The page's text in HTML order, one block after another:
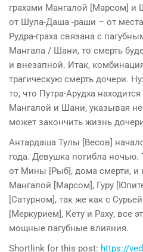
грахами Мангалой [Марсом] и
от Шула-Даша -раши – от
Рудра-граха связана с
Мангала / Шани, то смерть
и внезапной. Итак,
трагическую смерть дочери.
то, что Путра-Арудха
Мангалой и Шани, указывая
может закончить жизнь
Антардаша Тулы [Весов]
года. Девушка погибла ночью.
от Мины [Рыб], дома смерти, и
Мангалой [Марсом], Гуру
[Сатурном], так же как с
[Меркурием], Кету и Раху; все
мощные пагубные влияния.
Shortlink for this post: https://